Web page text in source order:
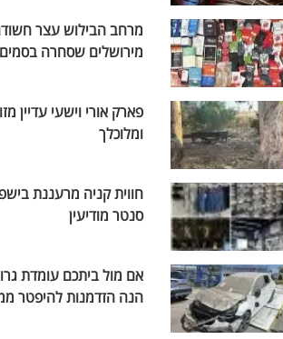
מרחב הבילוש עצר
מירושלים שסחרה בסמים
פארק אורי וישעי עדיין
ומלוכלך
חווית קניה מרעננת
סנטר מודיעין
אם מול ביתכם עומדת
הנה הזדמנות להיפטר